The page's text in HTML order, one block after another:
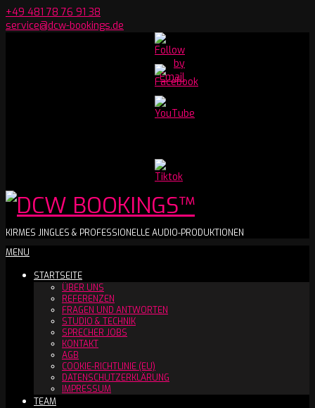
Skip
to
+49 481 78 76 91 38
service@dcw-bookings.de
Youtube
Channel
DCW
BOOKINGS™
KIRMES JINGLES & PROFESSIONELLE AUDIO-PRODUKTIONEN
Secondary
Menu
MENU
STARTSEITE
ÜBER UNS
REFERENZEN
FRAGEN UND ANTWORTEN
STUDIO & TECHNIK
SPRECHER JOBS
KONTAKT
AGB
COOKIE-RICHTLINIE (EU)
DATENSCHUTZERKLÄRUNG
IMPRESSUM
TEAM